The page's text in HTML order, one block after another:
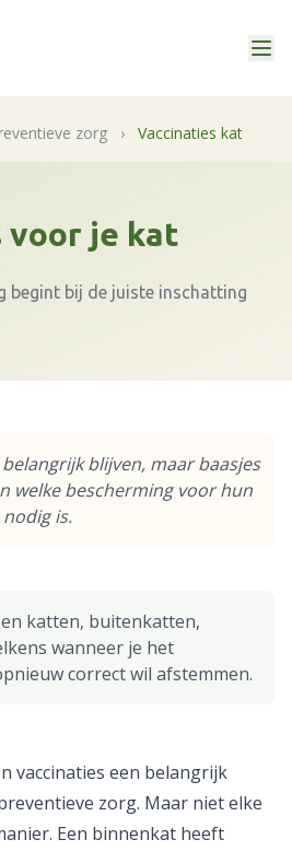
zorg › Vaccinaties kat
voor je kat
begint bij de juiste inschatting
blijven, maar baasjes
welke bescherming voor hun
is.
katten, buitenkatten,
wanneer je het
correct wil afstemmen.
vaccinaties een belangrijk
zorg. Maar niet elke
Een binnenkat heeft